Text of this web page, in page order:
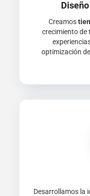
Creamos
crecimiento de
optimización
Desarrollamos la